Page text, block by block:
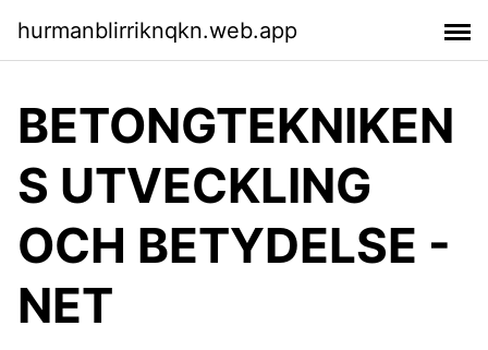
hurmanblirriknqkn.web.app
BETONGTEKNIKEN
S UTVECKLING
OCH BETYDELSE -
NET